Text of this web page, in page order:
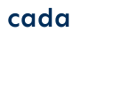
cada